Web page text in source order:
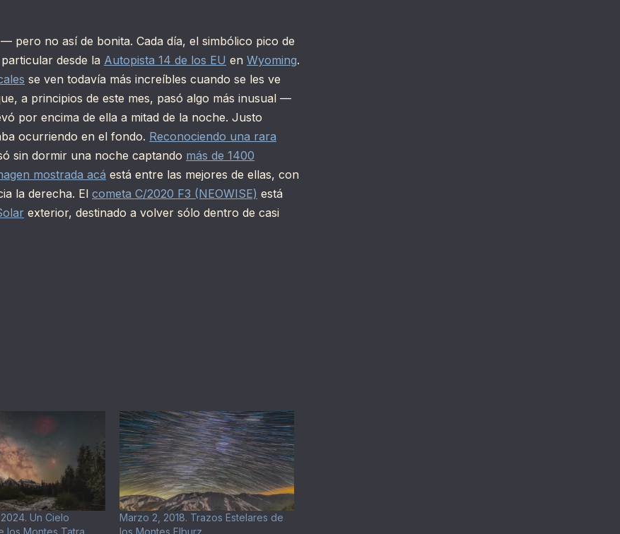
pero no así de bonita. Cada día, el simbólico pico de
desde la Autopista 14 de los EU en Wyoming.
se ven todavía más increíbles cuando se les ve
a principios de este mes, pasó algo más inusual —
por encima de ella a mitad de la noche. Justo
ocurriendo en el fondo. Reconociendo una rara
sin dormir una noche captando más de 1400
mostrada acá está entre las mejores de ellas, con
la derecha. El cometa C/2020 F3 (NEOWISE) está
exterior, destinado a volver sólo dentro de casi
Un Cielo
Marzo 2, 2018. Trazos Estelares de